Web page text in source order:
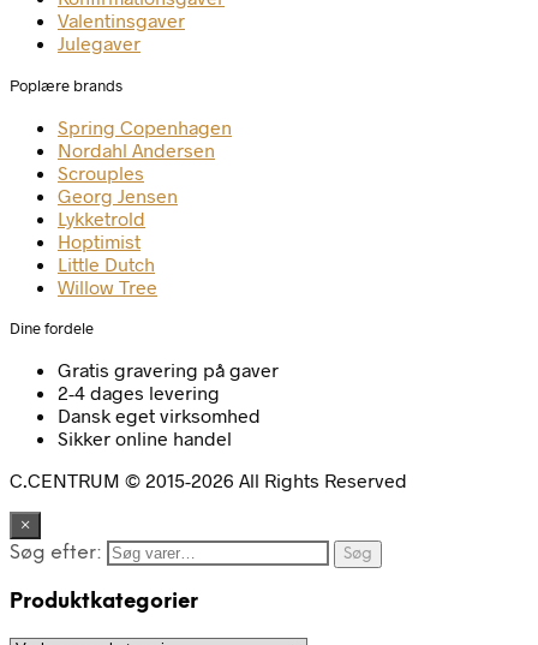
Valentinsgaver
Julegaver
Poplære brands
Spring Copenhagen
Nordahl Andersen
Scrouples
Georg Jensen
Lykketrold
Hoptimist
Little Dutch
Willow Tree
Dine fordele
Gratis gravering på gaver
2-4 dages levering
Dansk eget virksomhed
Sikker online handel
C.CENTRUM © 2015-2026 All Rights Reserved
×
Søg efter: Søg
Produktkategorier